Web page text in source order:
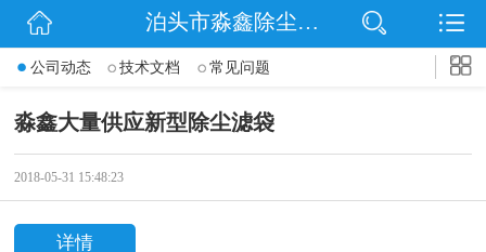
网站首页
泊头市淼鑫除尘配件销售处
公司动态 技术文档 常见问题
淼鑫大量供应新型除尘滤袋
2018-05-31 15:48:23
详情